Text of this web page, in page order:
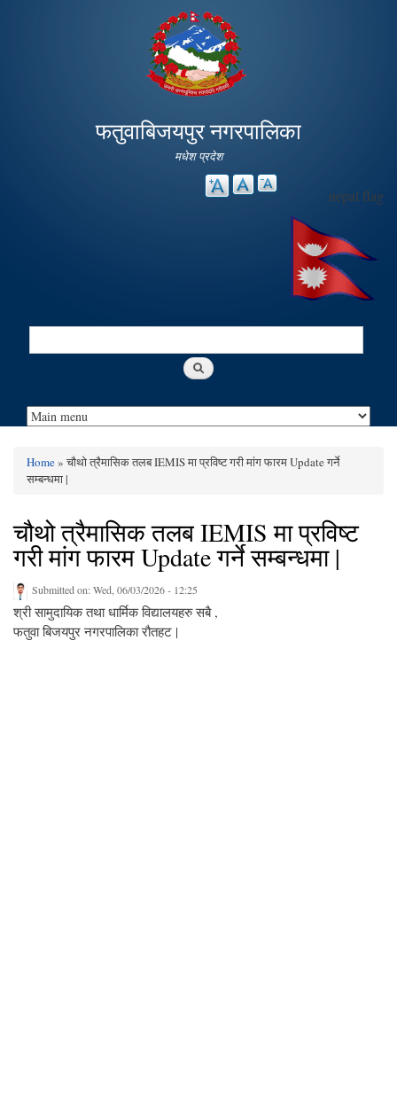
main
content
फतुवाबिजयपुर नगरपालिका
मधेश प्रदेश
nepal flag
Search
You are here
Home» चौथो त्रैमासिक तलब IEMIS मा प्रविष्ट गरी मांग फारम Update गर्ने
सम्बन्धमा |
चौथो त्रैमासिक तलब IEMIS मा प्रविष्ट
गरी मांग फारम Update गर्ने सम्बन्धमा |
Submitted on:Wed, 06/03/2026 - 12:25
श्री सामुदायिक तथा धार्मिक विद्यालयहरु सबै ,
फतुवा बिजयपुर नगरपालिका रौतहट |